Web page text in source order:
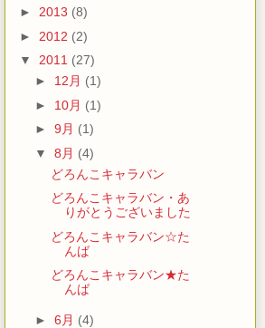
► 2013 (8)
► 2012 (2)
▼ 2011 (27)
► 12月 (1)
► 10月 (1)
► 9月 (1)
▼ 8月 (4)
どろんこキャラバン
どろんこキャラバン・あ
りがとうございました
どろんこキャラバン☆た
んば
どろんこキャラバン★た
んば
► 6月 (4)